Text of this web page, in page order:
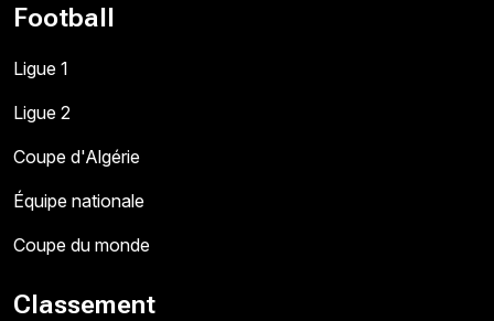
Football
Ligue 1
Ligue 2
Coupe d'Algérie
Équipe nationale
Coupe du monde
Classement